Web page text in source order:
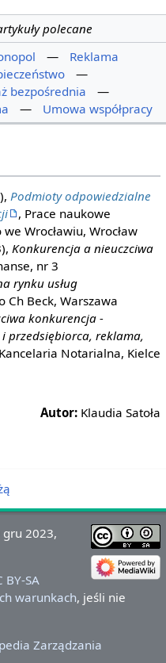
polecane
—
Reklama
—
bezpośrednia
—
— Umowa współpracy
Podmioty odpowiedzialne
, Prace naukowe
Wrocławiu, Wrocław
Konkurencja a nieuczciwa
nr 3
rynku usług
Ch Beck, Warszawa
konkurencja -
przedsiębiorca, reklama,
Notarialna, Kielce
Autor: Klaudia Satoła
2023,
BY-SA
warunkach, jeśli nie
Zarządzania